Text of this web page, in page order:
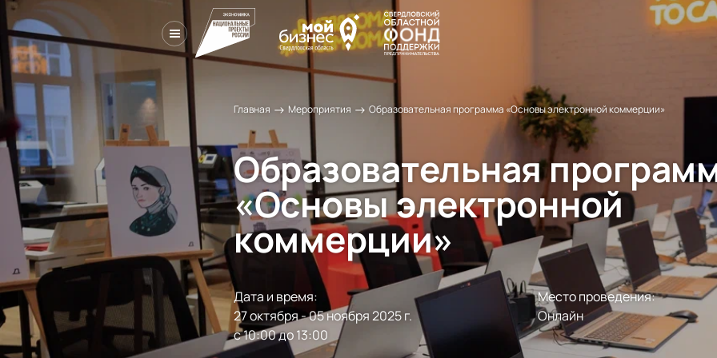
Главная → Мероприятия → Образовательная программа «Основы электронной коммерции»
Образовательная
«Основы электронной
коммерции»
Дата и время:
27 октября - 05 ноября 2025 г.
с 10:00 до 13:00
Место проведения:
Онлайн